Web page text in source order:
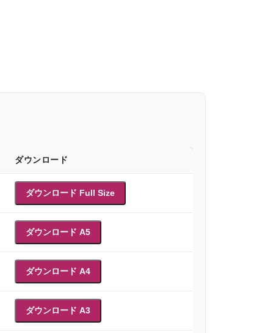
ダウンロード
ダウンロード Full Size
ダウンロード A5
ダウンロード A4
ダウンロード A3